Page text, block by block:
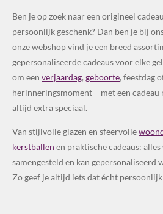
Ben je op zoek naar een origineel
persoonlijk geschenk? Dan ben je bij
onze webshop vind je een breed
gepersonaliseerde cadeaus voor elke
om een verjaardag, geboorte, feestdag
herinneringsmoment – met een cadeau
altijd extra speciaal.
Van stijlvolle glazen en sfeervolle
kerstballen en praktische cadeaus:
samengesteld en kan gepersonaliseerd
Zo geef je altijd iets dat écht persoonlijk